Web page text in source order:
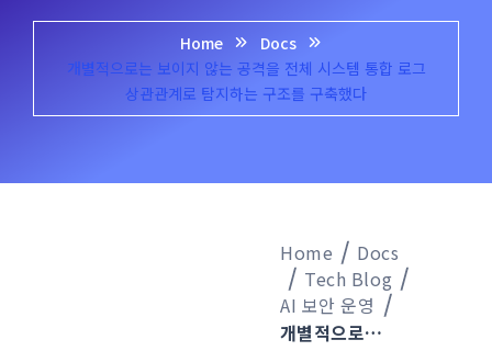
Home
Docs
개별적으로는 보이지 않는 공격을 전체 시스템 통합 로그
상관관계로 탐지하는 구조를 구축했다
Home
Docs
Tech Blog
AI 보안 운영
개별적으로는 보이지 않는 공격을 전체 시스템 통합 로그 상관관계로 탐지하는 구조를 구축했다